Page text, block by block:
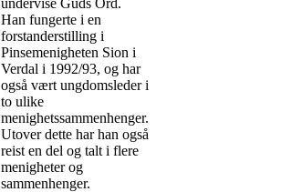
Han fungerte i en
forstanderstilling i
Pinsemenigheten Sion i
Verdal i 1992/93, og har
også vært ungdomsleder i
to ulike
menighetssammenhenger.
Utover dette har han også
reist en del og talt i flere
menigheter og
sammenhenger.